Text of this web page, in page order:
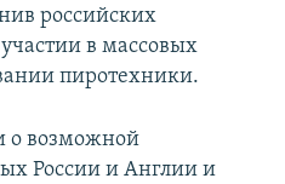
российских
в массовых
пиротехники.
о возможной
России и Англии и